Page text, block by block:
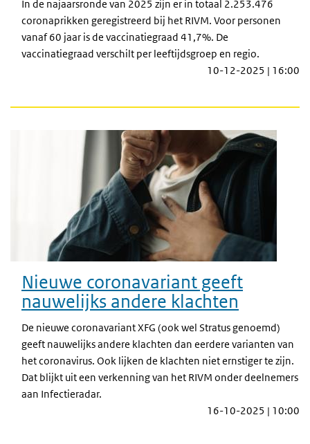
In de najaarsronde van 2025 zijn er in totaal 2.253.476
coronaprikken geregistreerd bij het RIVM. Voor personen
vanaf 60 jaar is de vaccinatiegraad 41,7%. De
vaccinatiegraad verschilt per leeftijdsgroep en regio.
10-12-2025 | 16:00
Nieuwe coronavariant geeft
nauwelijks andere klachten
De nieuwe coronavariant XFG (ook wel Stratus genoemd)
geeft nauwelijks andere klachten dan eerdere varianten van
het coronavirus. Ook lijken de klachten niet ernstiger te zijn.
Dat blijkt uit een verkenning van het RIVM onder deelnemers
aan Infectieradar.
16-10-2025 | 10:00